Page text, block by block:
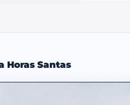
Horas Santas